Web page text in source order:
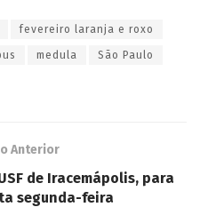
fevereiro laranja e roxo
medula São Paulo
Anterior
de Iracemápolis, para
segunda-feira